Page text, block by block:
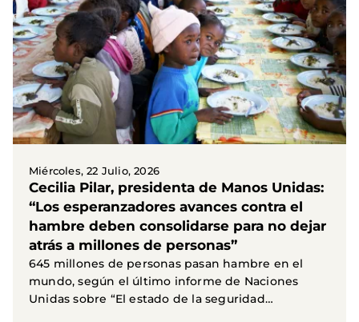
Miércoles, 22 Julio, 2026
Cecilia Pilar, presidenta de Manos Unidas:
“Los esperanzadores avances contra el
hambre deben consolidarse para no dejar
atrás a millones de personas”
645 millones de personas pasan hambre en el
mundo, según el último informe de Naciones
Unidas sobre “El estado de la seguridad